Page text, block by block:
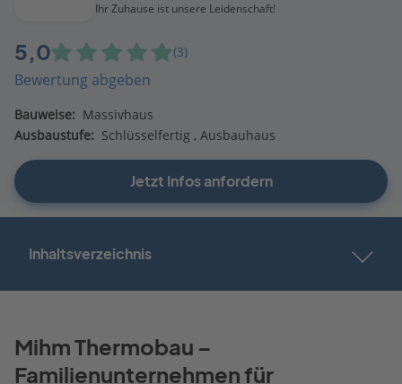
Ihr Zuhause ist unsere Leidenschaft!
5,0 (3)
Bewertung abgeben
Bauweise: Massivhaus
Ausbaustufe: Schlüsselfertig Ausbauhaus
Jetzt Infos anfordern
Inhaltsverzeichnis
Mihm Thermobau –
Familienunternehmen für